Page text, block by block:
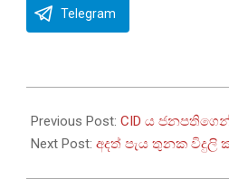
Telegram
08-
19
Previous Post: CID ය
Next Post: අදත් පැය තුනක විදුලි